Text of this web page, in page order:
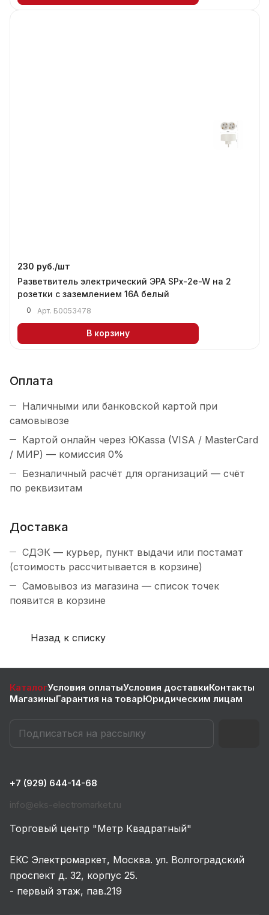
230 руб./шт
Разветвитель электрический ЭРА SPx-2e-W на 2
розетки с заземлением 16А белый
0 Арт. Б0053478
В корзину
Оплата
Наличными или банковской картой при
самовывозе
Картой онлайн через ЮKassa (VISA / MasterCard
/ МИР) — комиссия 0%
Безналичный расчёт для организаций — счёт
по реквизитам
Доставка
СДЭК — курьер, пункт выдачи или постамат
(стоимость рассчитывается в корзине)
Самовывоз из магазина — список точек
появится в корзине
Назад к списку
КаталогУсловия оплатыУсловия доставкиКонтакты
МагазиныГарантия на товарЮридическим лицам
+7 (929) 644-14-68
info@eks-electromarket.ru
Торговый центр "Метр Квадратный"
ЕКС Электромаркет, Москва. ул. Волгоградский
проспект д. 32, корпус 25.
- первый этаж, пав.219